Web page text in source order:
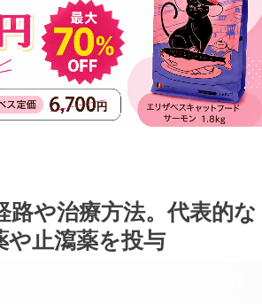
や治療方法。代表的な
や止瀉薬を投与